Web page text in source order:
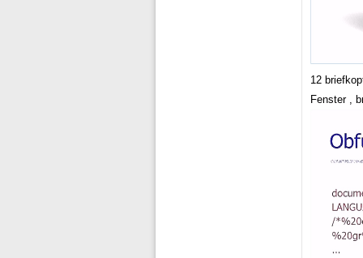
12
Fenster ,